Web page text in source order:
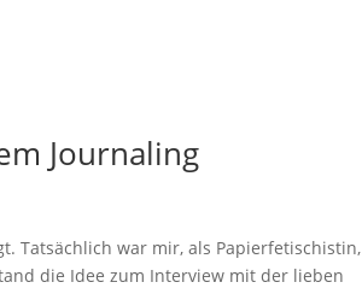
Journaling
Tatsächlich war mir, als Papierfetischistin,
die Idee zum Interview mit der lieben